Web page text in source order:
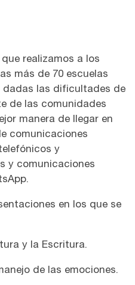
realizamos a los
más de 70 escuelas
dadas las dificultades de
de las comunidades
manera de llegar en
comunicaciones
y
y comunicaciones
en los que se
y la Escritura.
de las emociones.